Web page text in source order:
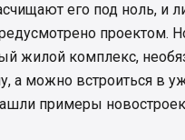
его под ноль, и
проектом.
жилой комплекс,
а можно встроиться в
примеры